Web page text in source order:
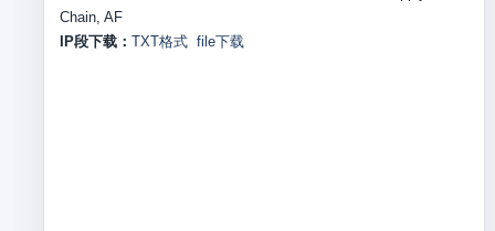
Chain, AF
IP段下载： TXT格式 file下载